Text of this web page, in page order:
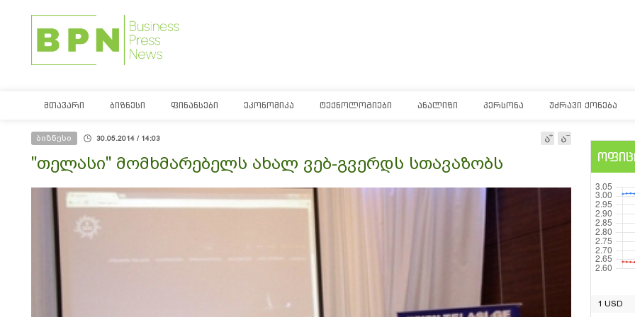
ᲛᲗᲐᲕᲐᲠᲘ ᲑᲘᲖᲜᲔᲡᲘ ᲤᲘᲜᲐᲜᲡᲔᲑᲘ ᲔᲙᲝᲜᲝᲛᲘᲙᲐ ᲢᲔᲥᲜᲝᲚᲝᲒᲘᲔᲑᲘ ᲐᲜᲐᲚᲘᲖᲘ ᲞᲔᲠᲡᲝᲜᲐ ᲣᲫᲠᲐᲕᲘ ᲥᲝᲜᲔᲑᲐ
ბიზნესი 30.05.2014 / 14:03
"თელასი" მომხმარებელს ახალ ვებ-გვერდს სთავაზობს
1 USD